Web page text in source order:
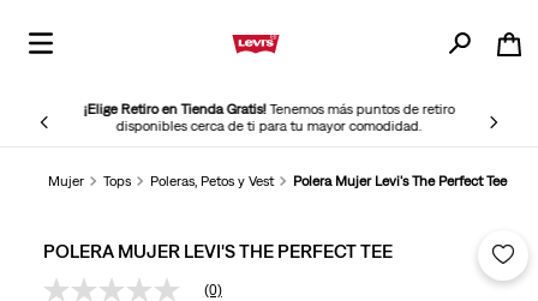
¡Elige Retiro en Tienda Gratis!Tenemos más puntos de retiro
disponibles cerca de ti para tu mayor comodidad.
Mujer Tops Poleras, Petos y Vest Polera Mujer Levi's The Perfect Tee
POLERA MUJER LEVI'S THE PERFECT TEE
(0)